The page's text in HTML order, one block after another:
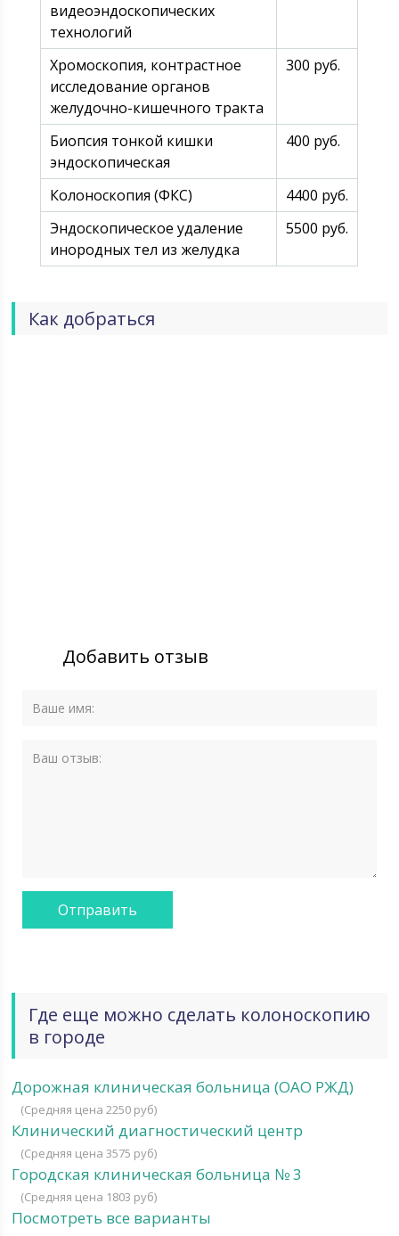
видеоэндоскопических
технологий
Хромоскопия, контрастное
исследование органов
желудочно-кишечного тракта
300 руб.
Биопсия тонкой кишки
эндоскопическая
400 руб.
Колоноскопия (ФКС)
4400 руб.
Эндоскопическое удаление
инородных тел из желудка
5500 руб.
Как добраться
Добавить отзыв
Где еще можно сделать колоноскопию
в городе
Дорожная клиническая больница (ОАО РЖД)
(Средняя цена 2250 руб)
Клинический диагностический центр
(Средняя цена 3575 руб)
Городская клиническая больница № 3
(Средняя цена 1803 руб)
Посмотреть все варианты